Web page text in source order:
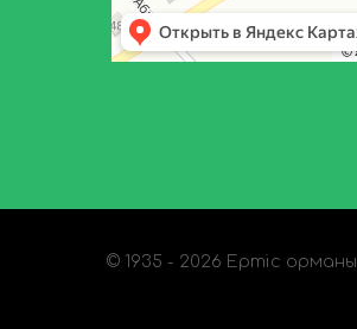
© 1935 - 2026 Ертіс орманы